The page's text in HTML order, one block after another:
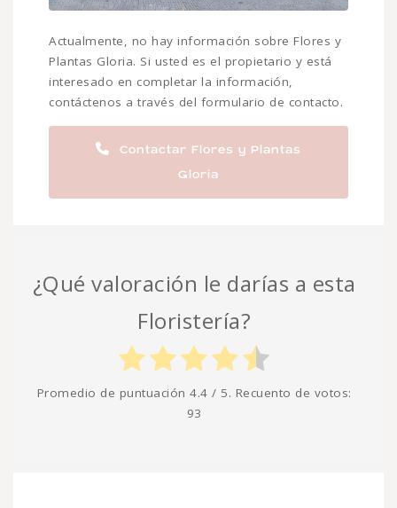
Actualmente, no hay información sobre Flores y
Plantas Gloria. Si usted es el propietario y está
interesado en completar la información,
contáctenos a través del formulario de contacto.
Contactar Flores y Plantas
Gloria
¿Qué valoración le darías a esta
Floristería?
Promedio de puntuación 4.4 / 5. Recuento de votos:
93